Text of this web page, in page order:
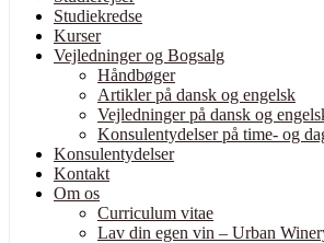
Studiekredse
Kurser
Vejledninger og Bogsalg
Håndbøger
Artikler på dansk og engelsk
Vejledninger på dansk og
Konsulentydelser på time- og
Konsulentydelser
Kontakt
Om os
Curriculum vitae
Lav din egen vin – Urban